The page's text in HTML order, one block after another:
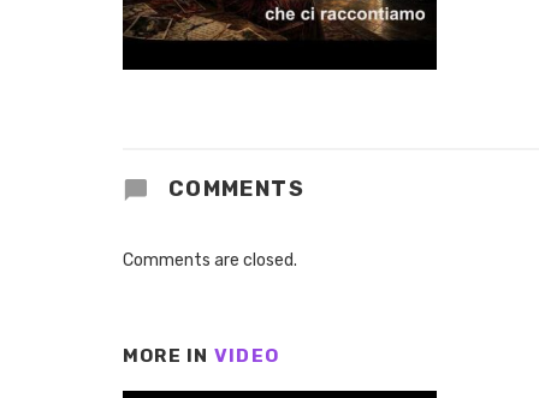
COMMENTS
Comments are closed.
MORE IN VIDEO